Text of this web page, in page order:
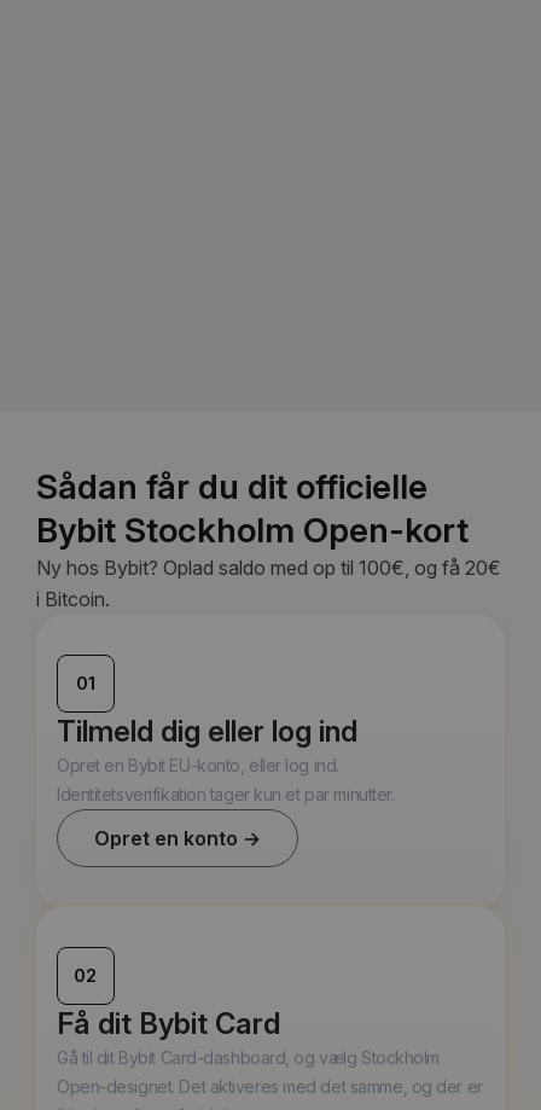
Sådan får du dit officielle
Bybit Stockholm Open-kort
Ny hos Bybit? Oplad saldo med op til 100€, og få 20€
i Bitcoin.
01
Tilmeld dig eller log ind
Opret en Bybit EU-konto, eller log ind.
Identitetsverifikation tager kun et par minutter.
Opret en konto →
02
Få dit Bybit Card
Gå til dit Bybit Card-dashboard, og vælg Stockholm
Open-designet. Det aktiveres med det samme, og der er